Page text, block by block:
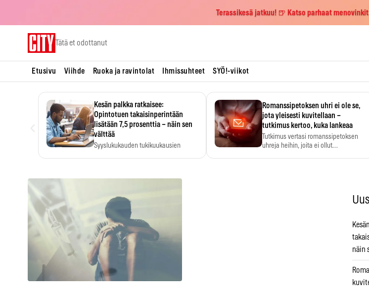
Terassikesä jatkuu! 🍺 Katso parhaat
Tätä et odottanut
Etusivu Viihde Ruoka ja ravintolat Ihmissuhteet SYÖ!-viikot
Kesän palkka ratkaisee:
Opintotuen takaisinperintään
lisätään 7,5 prosenttia – näin sen
välttää
Syyslukukauden tukikuukausien
Romanssipetoksen uhri ei ole se,
jota yleisesti kuvitellaan –
tutkimus kertoo, kuka lankeaa
Tutkimus vertasi romanssipetoksen
uhreja heihin, joita ei ollut…
näin